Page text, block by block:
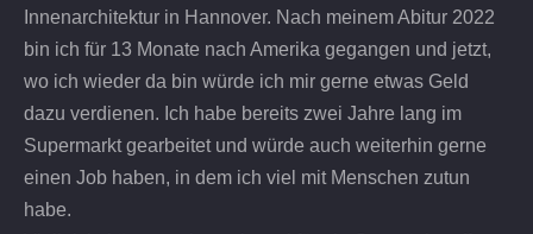
Innenarchitektur in Hannover. Nach meinem Abitur 2022
bin ich für 13 Monate nach Amerika gegangen und jetzt,
wo ich wieder da bin würde ich mir gerne etwas Geld
dazu verdienen. Ich habe bereits zwei Jahre lang im
Supermarkt gearbeitet und würde auch weiterhin gerne
einen Job haben, in dem ich viel mit Menschen zutun
habe.